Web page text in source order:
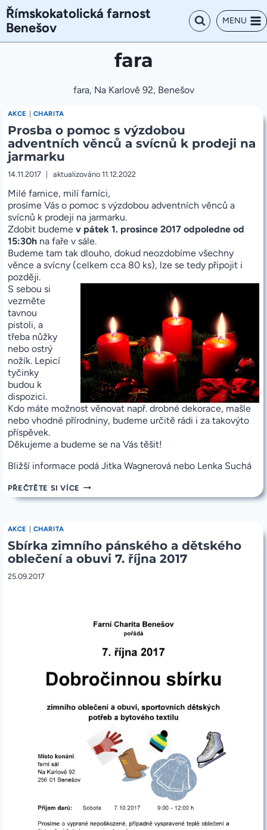
Přeskočit
na
obsah
Římskokatolická farnost
Benešov
MENU
fara
fara, Na Karlově 92, Benešov
AKCE | CHARITA
Prosba o pomoc s výzdobou
adventních věnců a svícnů k prodeji na
jarmarku
14.11.2017 aktualizováno 11.12.2022
Milé farnice, milí farníci,
prosíme Vás o pomoc s výzdobou adventních věnců a
svícnů k prodeji na jarmarku.
Zdobit budeme v pátek 1. prosince 2017 odpoledne od
15:30hna faře v sále.
Budeme tam tak dlouho, dokud neozdobíme všechny
věnce a svícny (celkem cca 80 ks), lze se tedy připojit i
později.
S sebou si
vezměte
tavnou
pistoli, a
třeba nůžky
nebo ostrý
nožík. Lepicí
tyčinky
budou k
dispozici.
Kdo máte možnost věnovat např. drobné dekorace, mašle
nebo vhodné přírodniny, budeme určitě rádi i za takovýto
příspěvek.
Děkujeme a budeme se na Vás těšit!
Bližší informace podá Jitka Wagnerová nebo Lenka Suchá
PŘEČTĚTE SI VÍCE PROSBA
VĚNCŮ
A
SVÍCNŮ
AKCE | CHARITA
Sbírka zimního pánského a dětského
oblečení a obuvi 7. října 2017
25.09.2017